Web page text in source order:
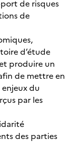
de risques
de
d’étude
produire un
de mettre en
du
par les
des parties